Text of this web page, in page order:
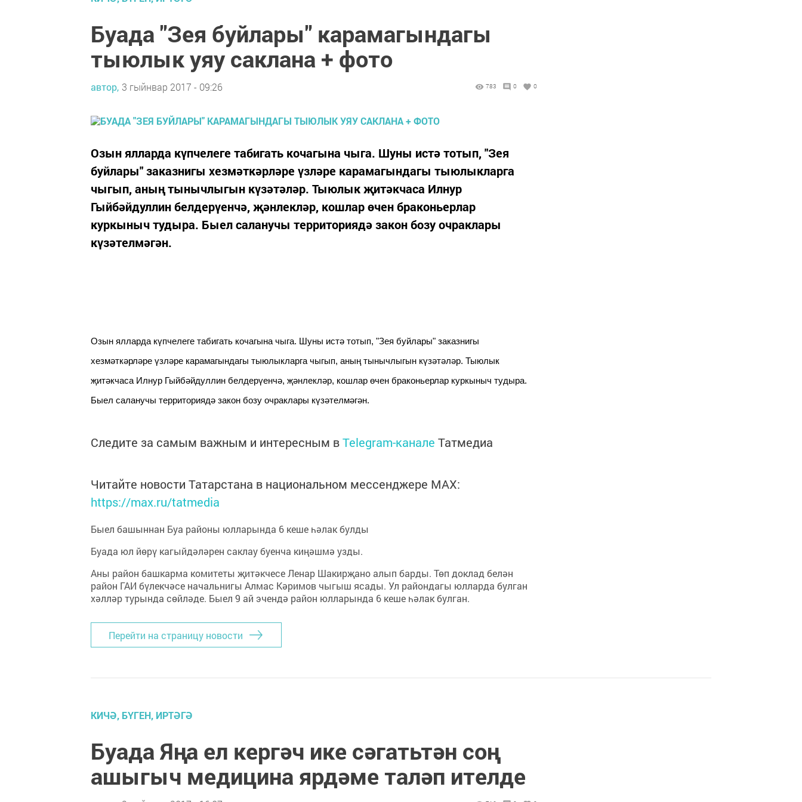
Буада "Зея буйлары" карамагындагы
тыюлык уяу саклана + фото
автор, 3 гыйнвар 2017 - 09:26 783 0 0
Озын ялларда күпчелеге табигать кочагына чыга. Шуны истә тотып, "Зея
буйлары" заказнигы хезмәткәрләре үзләре карамагындагы тыюлыкларга
чыгып, аның тынычлыгын күзәтәләр. Тыюлык җитәкчаса Илнур
Гыйбәйдуллин белдерүенчә, җәнлекләр, кошлар өчен браконьерлар
куркыныч тудыра. Быел саланучы территориядә закон бозу очраклары
күзәтелмәгән.
Озын ялларда күпчелеге табигать кочагына чыга. Шуны истә тотып, "Зея буйлары" заказнигы
хезмәткәрләре үзләре карамагындагы тыюлыкларга чыгып, аның тынычлыгын күзәтәләр. Тыюлык
җитәкчаса Илнур Гыйбәйдуллин белдерүенчә, җәнлекләр, кошлар өчен браконьерлар куркыныч тудыра.
Быел саланучы территориядә закон бозу очраклары күзәтелмәгән.
Следите за самым важным и интересным вTelegram-канале Татмедиа
Читайте новости Татарстана в национальном мессенджере MАХ:
https://max.ru/tatmedia
Быел башыннан Буа районы юлларында 6 кеше һәлак булды
Буада юл йөрү кагыйдәләрен саклау буенча киңәшмә узды.
Аны район башкарма комитеты җитәкчесе Ленар Шакирҗано алып барды. Төп доклад белән
район ГАИ бүлекчәсе начальнигы Алмас Кәримов чыгыш ясады. Ул райондагы юлларда булган
хәлләр турында сөйләде. Быел 9 ай эчендә район юлларында 6 кеше һәлак булган.
Перейти на страницу новости
КИЧӘ, БҮГЕН, ИРТӘГӘ
Буада Яңа ел кергәч ике сәгатьтән соң
ашыгыч медицина ярдәме таләп ителде